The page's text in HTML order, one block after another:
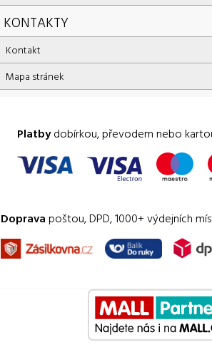
KONTAKTY
Kontakt
Mapa stránek
Platbydobírkou, převodem nebo
Doprava poštou, DPD, 1000+ výdejních